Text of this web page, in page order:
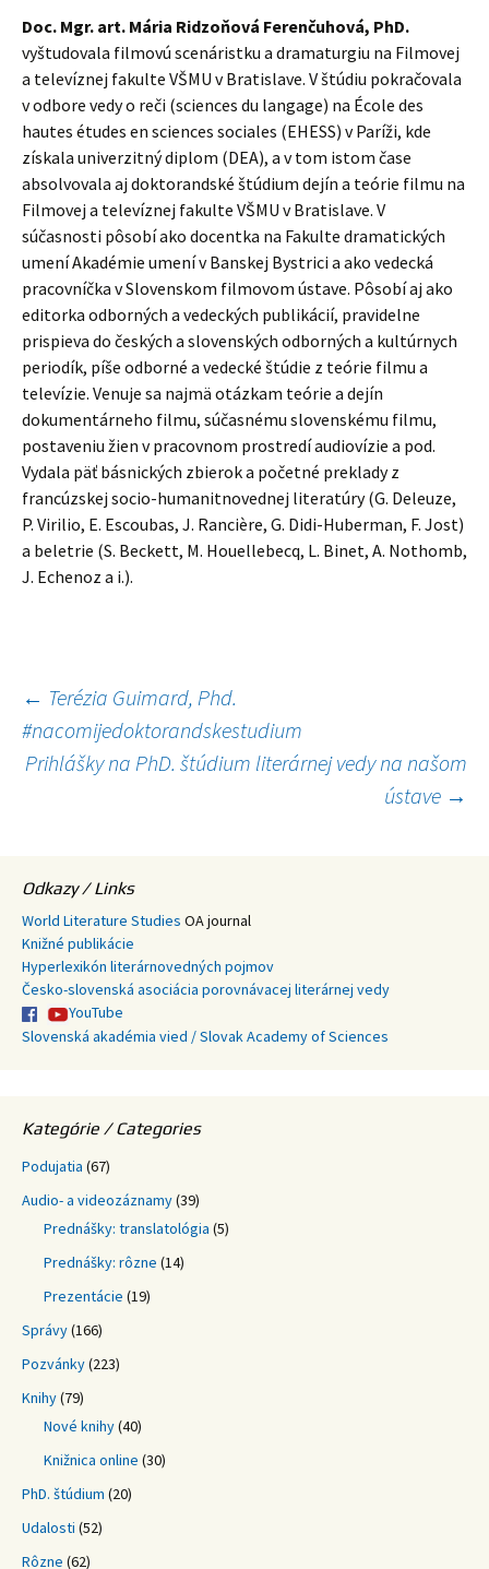
Doc. Mgr. art. Mária Ridzoňová Ferenčuhová, PhD.
vyštudovala filmovú scenáristku a dramaturgiu na Filmovej
a televíznej fakulte VŠMU v Bratislave. V štúdiu pokračovala
v odbore vedy o reči (sciences du langage) na École des
hautes études en sciences sociales (EHESS) v Paríži, kde
získala univerzitný diplom (DEA), a v tom istom čase
absolvovala aj doktorandské štúdium dejín a teórie filmu na
Filmovej a televíznej fakulte VŠMU v Bratislave. V
súčasnosti pôsobí ako docentka na Fakulte dramatických
umení Akadémie umení v Banskej Bystrici a ako vedecká
pracovníčka v Slovenskom filmovom ústave. Pôsobí aj ako
editorka odborných a vedeckých publikácií, pravidelne
prispieva do českých a slovenských odborných a kultúrnych
periodík, píše odborné a vedecké štúdie z teórie filmu a
televízie. Venuje sa najmä otázkam teórie a dejín
dokumentárneho filmu, súčasnému slovenskému filmu,
postaveniu žien v pracovnom prostredí audiovízie a pod.
Vydala päť básnických zbierok a početné preklady z
francúzskej socio-humanitnovednej literatúry (G. Deleuze,
P. Virilio, E. Escoubas, J. Rancière, G. Didi-Huberman, F. Jost)
a beletrie (S. Beckett, M. Houellebecq, L. Binet, A. Nothomb,
J. Echenoz a i.).
Navigácia
článkami
← Terézia Guimard, Phd.
#nacomijedoktorandskestudium
Prihlášky na PhD. štúdium literárnej vedy na našom
ústave →
Odkazy / Links
World Literature Studies OA journal
Knižné publikácie
Hyperlexikón literárnovedných pojmov
Česko-slovenská asociácia porovnávacej literárnej vedy
YouTube
Slovenská akadémia vied / Slovak Academy of Sciences
Kategórie / Categories
Podujatia (67)
Audio- a videozáznamy(39)
Prednášky: translatológia (5)
Prednášky: rôzne (14)
Prezentácie (19)
Správy(166)
Pozvánky(223)
Knihy(79)
Nové knihy(40)
Knižnica online (30)
PhD. štúdium (20)
Udalosti (52)
Rôzne (62)